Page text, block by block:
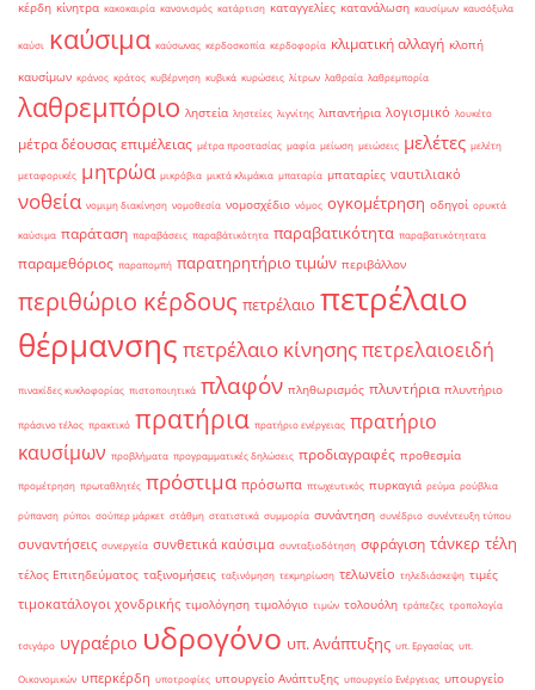
κέρδη κίνητρα κακοκαιρία κανονισμός κατάρτιση καταγγελίες κατανάλωση καυσίμων καυσόξυλα
καύσι καύσιμα καύσωνας κερδοσκοπία κερδοφορία κλιματική αλλαγή κλοπή
καυσίμων κράνος κράτος κυβέρνηση κυβικά κυρώσεις λίτρων λαθραία λαθρεμπορία
λαθρεμπόριο ληστεία ληστείες λιγνίτης λιπαντήρια λογισμικό λουκέτο
μέτρα δέουσας επιμέλειας μέτρα προστασίας μαφία μείωση μειώσεις μελέτες μελέτη
μεταφορικές μητρώα μικρόβια μικτά κλιμάκια μπαταρία μπαταρίες ναυτιλιακό
νοθεία νομιμη διακίνηση νομοθεσία νομοσχέδιο νόμος ογκομέτρηση οδηγοί ορυκτά
καύσιμα παράταση παραβάσεις παραβάτικότητα παραβατικότητα παραβατικότητατα
παραμεθόριος παραπομπή παρατηρητήριο τιμών περιβάλλον
περιθώριο κέρδους πετρέλαιο πετρέλαιο
θέρμανσης πετρέλαιο κίνησηςπετρελαιοειδή
πινακίδες κυκλοφορίας πιστοποιητικά πλαφόν πληθωρισμός πλυντήρια πλυντήριο
πράσινο τέλος πρακτικό πρατήρια πρατήριο ενέργειας πρατήριο
καυσίμων προβλήματα προγραμματικές δηλώσεις προδιαγραφές προθεσμία
προμέτρηση πρωταθλητές πρόστιμα πρόσωπα πτωχευτικός πυρκαγιά ρεύμα ρούβλια
ρύπανση ρύποι σούπερ μάρκετ στάθμη στατιστικά συμμορία συνάντηση συνέδριο συνέντευξη τύπου
συναντήσεις συνεργεία συνθετικά καύσιμα συνταξιοδότηση σφράγιση τάνκερ τέλη
τέλος Επιτηδεύματος ταξινομήσεις ταξινόμηση τεκμηρίωση τελωνείο τηλεδιάσκεψη τιμές
τιμοκατάλογοι χονδρικής τιμολόγηση τιμολόγιο τιμών τολουόλη τράπεζες τροπολογία
τσιγάρο υγραέριο υδρογόνο υπ. Ανάπτυξης υπ. Εργασίας υπ.
Οικονομικών υπερκέρδη υποτροφίες υπουργείο Ανάπτυξης υπουργείο Ενέργειας υπουργείο